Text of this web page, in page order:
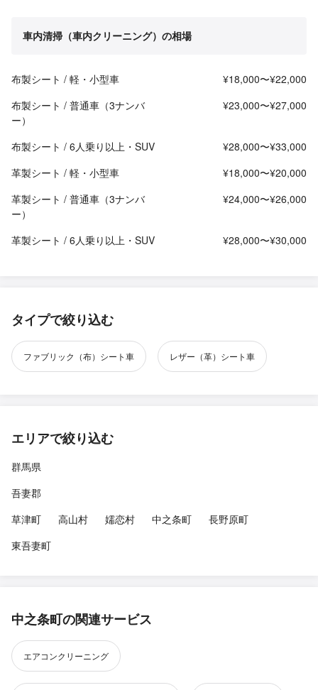
車内清掃（車内クリーニング）の相場
布製シート / 軽・小型車
¥18,000〜¥22,000
布製シート / 普通車（3ナンバ
ー）
¥23,000〜¥27,000
布製シート / 6人乗り以上・SUV
¥28,000〜¥33,000
革製シート / 軽・小型車
¥18,000〜¥20,000
革製シート / 普通車（3ナンバ
ー）
¥24,000〜¥26,000
革製シート / 6人乗り以上・SUV ¥28,000〜¥30,000
タイプで絞り込む
ファブリック（布）シート車 レザー（革）シート車
エリアで絞り込む
群馬県
吾妻郡
草津町
高山村 嬬恋村 中之条町
長野原町
東吾妻町
中之条町の関連サービス
エアコンクリーニング